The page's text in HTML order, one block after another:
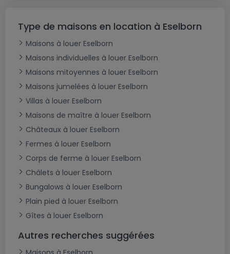
Type de maisons en location à Eselborn
Maisons à louer Eselborn
Maisons individuelles à louer Eselborn
Maisons mitoyennes à louer Eselborn
Maisons jumelées à louer Eselborn
Villas à louer Eselborn
Maisons de maître à louer Eselborn
Châteaux à louer Eselborn
Fermes à louer Eselborn
Corps de ferme à louer Eselborn
Châlets à louer Eselborn
Bungalows à louer Eselborn
Plain pied à louer Eselborn
Gîtes à louer Eselborn
Autres recherches suggérées